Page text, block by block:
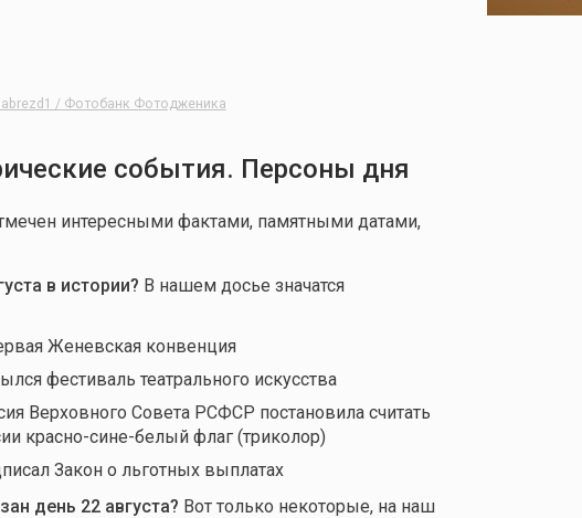
/ Фотобанк Фотодженика
события. Персоны дня
интересными фактами, памятными датами,
в истории? В нашем досье значатся
Женевская конвенция
фестиваль театрального искусства
Верховного Совета РСФСР постановила считать
красно-сине-белый флаг (триколор)
Закон о льготных выплатах
день 22 августа? Вот только некоторые, на наш